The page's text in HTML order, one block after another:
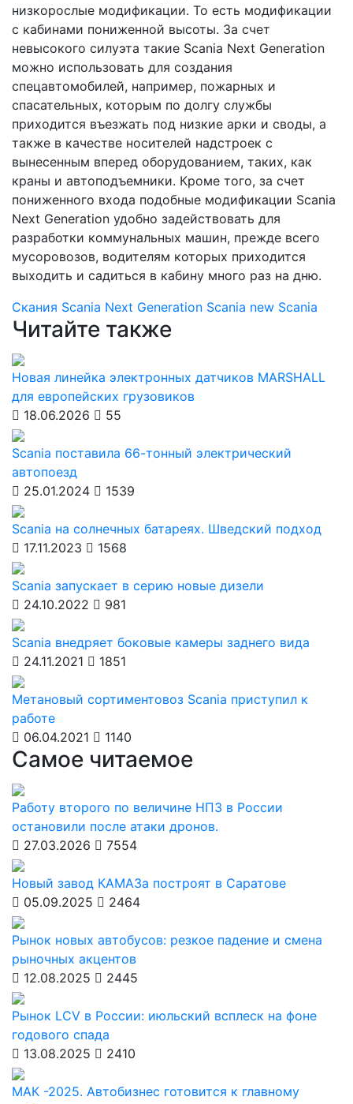
низкорослые модификации. То есть модификации
с кабинами пониженной высоты. За счет
невысокого силуэта такие Scania Next Generation
можно использовать для создания
спецавтомобилей, например, пожарных и
спасательных, которым по долгу службы
приходится въезжать под низкие арки и своды, а
также в качестве носителей надстроек с
вынесенным вперед оборудованием, таких, как
краны и автоподъемники. Кроме того, за счет
пониженного входа подобные модификации Scania
Next Generation удобно задействовать для
разработки коммунальных машин, прежде всего
мусоровозов, водителям которых приходится
выходить и садиться в кабину много раз на дню.
Скания Scania Next Generation Scania new Scania
Читайте также
Новая линейка электронных датчиков MARSHALL
для европейских грузовиков
18.06.2026
55
Scania поставила 66-тонный электрический
автопоезд
25.01.2024
1539
Scania на солнечных батареях. Шведский подход
17.11.2023
1568
Scania запускает в серию новые дизели
24.10.2022
981
Scania внедряет боковые камеры заднего вида
24.11.2021
1851
Метановый сортиментовоз Scania приступил к
работе
06.04.2021
1140
Самое читаемое
Работу второго по величине НПЗ в России
остановили после атаки дронов.
27.03.2026
7554
Новый завод КАМАЗа построят в Саратове
05.09.2025
2464
Рынок новых автобусов: резкое падение и смена
рыночных акцентов
12.08.2025
2445
Рынок LCV в России: июльский всплеск на фоне
годового спада
13.08.2025
2410
МАК -2025. Автобизнес готовится к главному